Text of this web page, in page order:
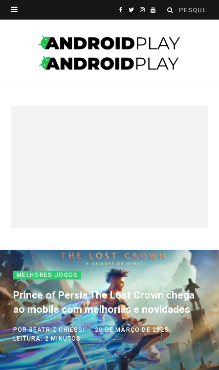
Search
F
c
T
i
t
I Y
u
T
MELHORES JOGOS
Prince of Persia The Lost Crown chega
ao mobile com melhorias e novidades
PORBEATRIZ CHIESSI
28 DE MARÇO DE 2025
LEITURA: 2 MINUTOS